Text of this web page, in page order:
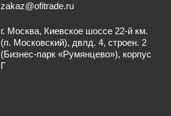
zakaz@ofitrade.ru
г. Москва, Киевское шоссе 22-й км.
(п. Московский), двлд. 4, строен. 2
(Бизнес-парк «Румянцево»), корпус
Г